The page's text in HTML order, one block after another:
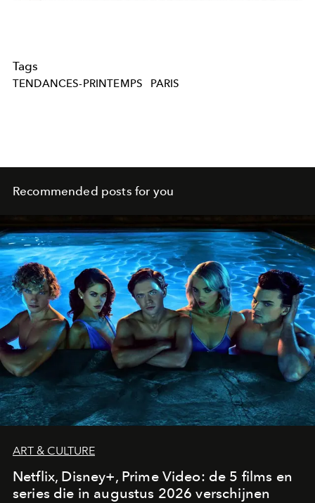
Tags
TENDANCES-PRINTEMPS PARIS
Recommended posts for you
ART & CULTURE
Netflix, Disney+, Prime Video: de 5 films en
series die in augustus 2026 verschijnen